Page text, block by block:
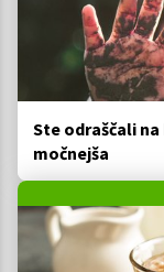
Ste odraščali
močnejša